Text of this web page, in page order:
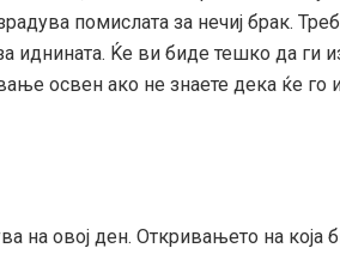
помислата за нечиј брак.
иднината. Ќе ви биде тешко да ги
освен ако не знаете дека ќе го
на овој ден. Откривањето на која